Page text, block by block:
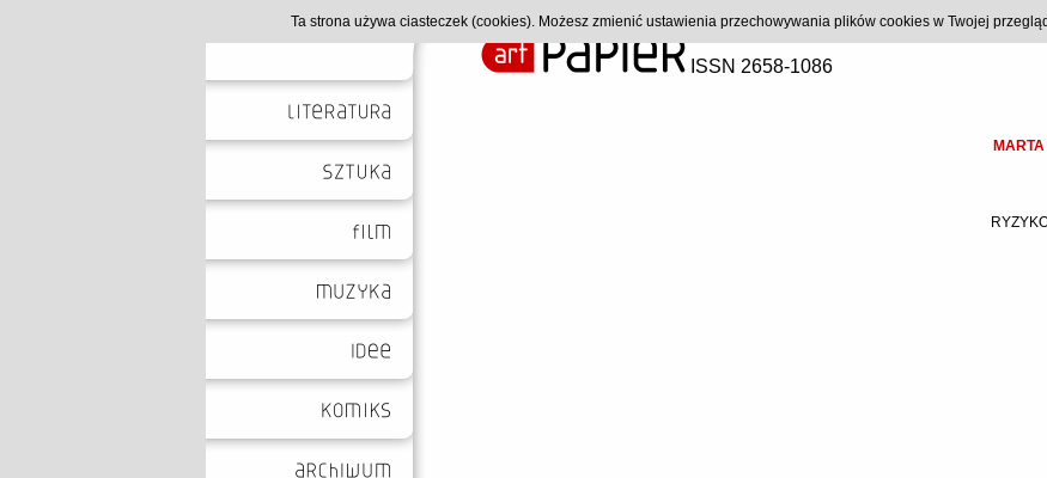
ISSN 2658-1086
Ta strona używa ciasteczek (cookies). Możesz zmienić ustawienia przechowywania plików cookies w Twojej